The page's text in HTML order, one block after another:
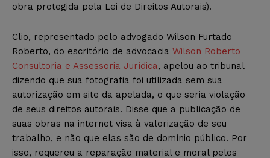
obra protegida pela Lei de Direitos Autorais).
Clio, representado pelo advogado Wilson Furtado
Roberto, do escritório de advocacia Wilson Roberto
Consultoria e Assessoria Jurídica, apelou ao tribunal
dizendo que sua fotografia foi utilizada sem sua
autorização em site da apelada, o que seria violação
de seus direitos autorais. Disse que a publicação de
suas obras na internet visa à valorização de seu
trabalho, e não que elas são de domínio público. Por
isso, requereu a reparação material e moral pelos